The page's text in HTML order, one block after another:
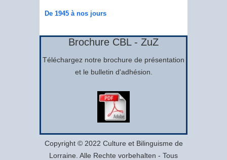
De 1945 à nos jours
Brochure CBL - ZuZ
Téléchargez notre brochure de présentation
et le bulletin d'adhésion.
Copyright © 2022 Culture et Bilinguisme de
Lorraine. Alle Rechte vorbehalten - Tous